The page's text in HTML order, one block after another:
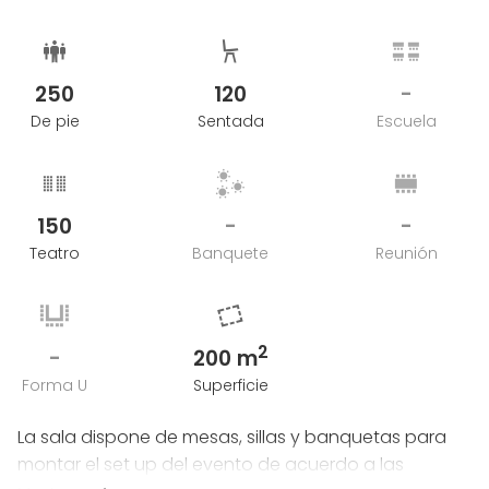
Coffee Area
están disponibles cualquier día de la
semana.
El espacio dispone de mesas, sillas y banquetas
necesidades del cliente. Aunque no cuenta con
cocina propia, Café La Palma colabora con
empresas de catering, permitiendo también la
gestión externa de alimentos coordinada con el
El espacio solo puede reservarse de domingo a
250
De pie
120
Sentada
-
Escuela
150
Teatro
-
Banquete
-
Reunión
-
Forma U
200 m2
Superficie
La sala dispone de mesas, sillas y banquetas para
montar el set up del evento de acuerdo a las